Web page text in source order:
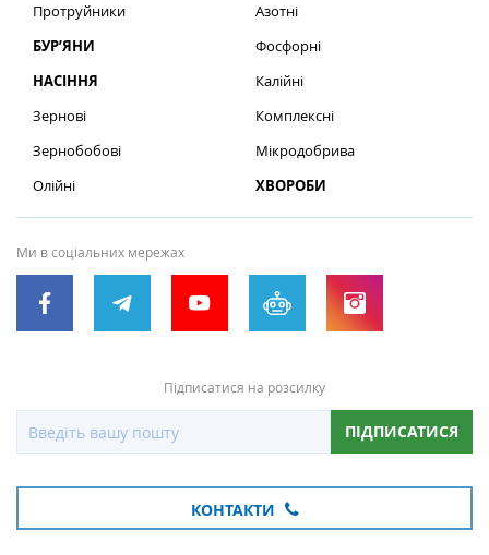
Протруйники
БУР’ЯНИ
НАСІННЯ
Зернові
Зернобобові
Олійні
Азотні
Фосфорні
Калійні
Комплексні
Мікродобрива
ХВОРОБИ
Ми в соціальних мережах
Підписатися на розсилку
ПІДПИСАТИСЯ
КОНТАКТИ